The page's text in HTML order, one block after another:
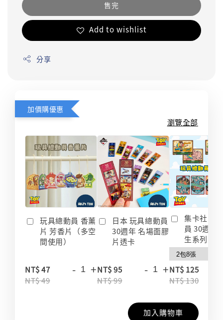
售完
Add to wishlist
分享
加價購優惠
瀏覽全部
玩具總動員 香薰
片 芳香片（多空
間使用）
NT$ 47
NT$ 49
- +
日本 玩具總動員
30週年 名場面膠
片透卡
NT$ 95
NT$ 99
- +
集卡社 玩
員 30週年
生系列 收
NT$ 125
NT$ 130
加入購物車